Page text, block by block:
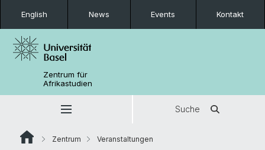
English News Events Kontakt
Zentrum für
Afrikastudien
Suche
Zentrum
Veranstaltungen